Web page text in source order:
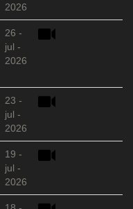
2026
26 -
jul -
2026
23 -
jul -
2026
19 -
jul -
2026